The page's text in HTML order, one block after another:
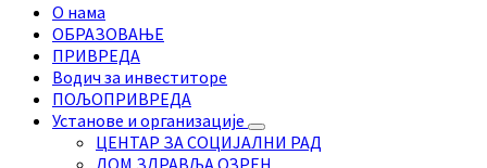
О нама
ОБРАЗОВАЊЕ
ПРИВРЕДА
Водич за инвеститоре
ПОЉОПРИВРЕДА
Установе и организације
ЦЕНТАР ЗА СОЦИЈАЛНИ РАД